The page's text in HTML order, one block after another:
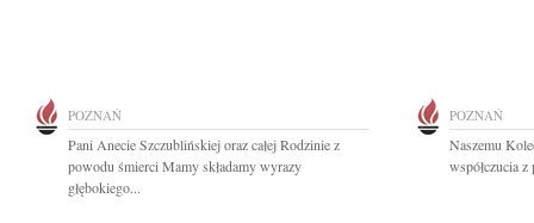
POZNAŃ
Pani Anecie Szczublińskiej oraz całej Rodzinie z
powodu śmierci Mamy składamy wyrazy
głębokiego...
POZNAŃ
Naszemu
współczucia